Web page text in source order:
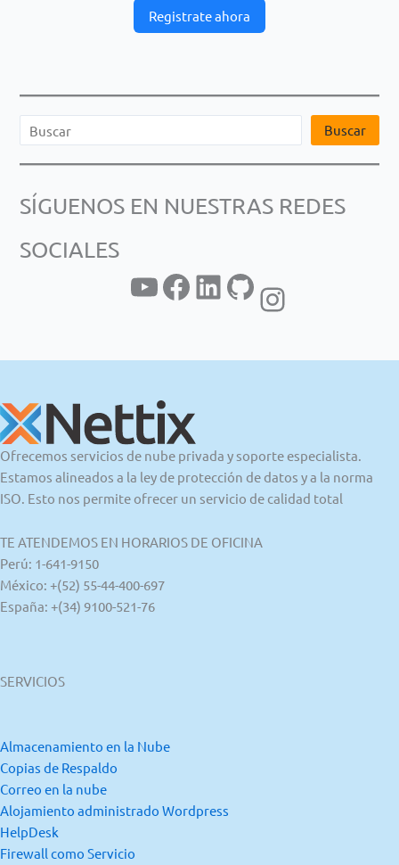
Registrate ahora
c
r
Buscar
SÍGUENOS EN NUESTRAS REDES
SOCIALES
YouTube Facebook LinkedIn GitHub Instagram
Ofrecemos servicios de nube privada y soporte especialista.
Estamos alineados a la ley de protección de datos y a la norma
ISO. Esto nos permite ofrecer un servicio de calidad total
TE ATENDEMOS EN HORARIOS DE OFICINA
Perú: 1-641-9150
México: +(52) 55-44-400-697
España: +(34) 9100-521-76
SERVICIOS
Almacenamiento en la Nube
Copias de Respaldo
Correo en la nube
Alojamiento administrado Wordpress
HelpDesk
Firewall como Servicio